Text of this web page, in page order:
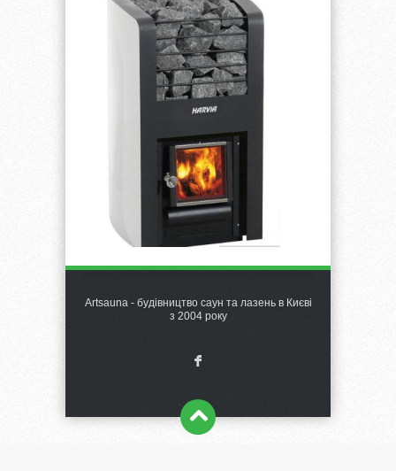
Artsauna - будівництво саун та лазень в Києві
з 2004 року
F